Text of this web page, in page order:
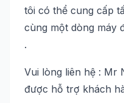
tôi có thể cung cấp
cùng một dòng máy
.
Vui lòng liên hệ : Mr
được hỗ trợ khách